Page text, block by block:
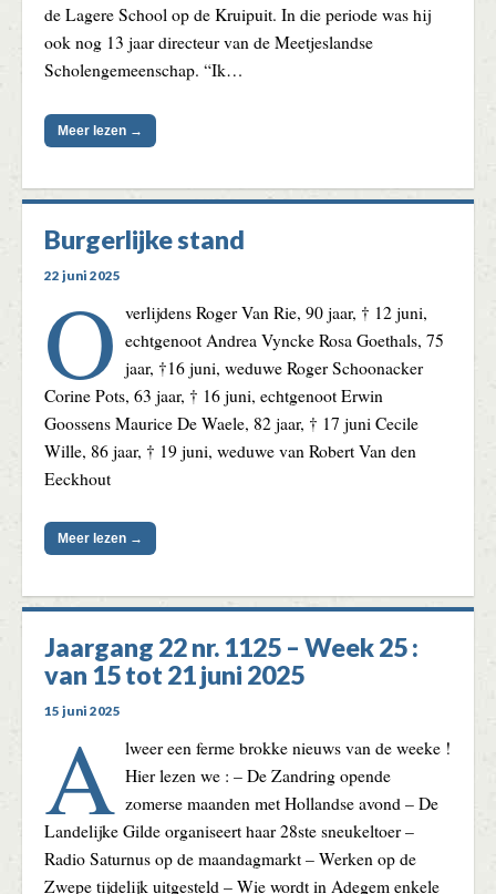
de Lagere School op de Kruipuit. In die periode was hij
ook nog 13 jaar directeur van de Meetjeslandse
Scholengemeenschap. “Ik…
Meer lezen →
Burgerlijke stand
22 juni 2025
O verlijdens Roger Van Rie, 90 jaar, † 12 juni,
echtgenoot Andrea Vyncke Rosa Goethals, 75
jaar, †16 juni, weduwe Roger Schoonacker
Corine Pots, 63 jaar, † 16 juni, echtgenoot Erwin
Goossens Maurice De Waele, 82 jaar, † 17 juni Cecile
Wille, 86 jaar, † 19 juni, weduwe van Robert Van den
Eeckhout
Meer lezen →
Jaargang 22 nr. 1125 – Week 25 :
van 15 tot 21 juni 2025
15 juni 2025
A lweer een ferme brokke nieuws van de weeke !
Hier lezen we : – De Zandring opende
zomerse maanden met Hollandse avond – De
Landelijke Gilde organiseert haar 28ste sneukeltoer –
Radio Saturnus op de maandagmarkt – Werken op de
Zwepe tijdelijk uitgesteld – Wie wordt in Adegem enkele